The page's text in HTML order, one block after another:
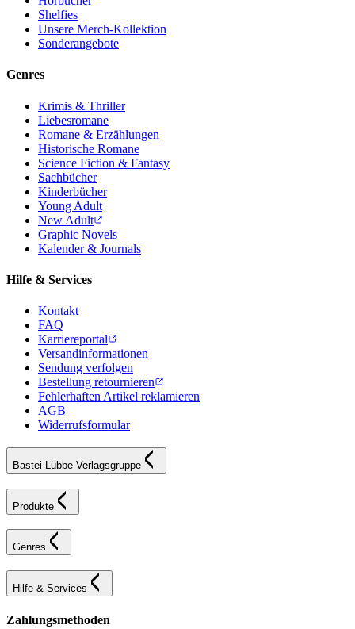
Shelfies
Unsere Merch-Kollektion
Sonderangebote
Genres
Krimis & Thriller
Liebesromane
Romane & Erzählungen
Historische Romane
Science Fiction & Fantasy
Sachbücher
Kinderbücher
Young Adult
New Adult
Graphic Novels
Kalender & Journals
Hilfe & Services
Kontakt
FAQ
Karriereportal
Versandinformationen
Sendung verfolgen
Bestellung retournieren
Fehlerhaften Artikel reklamieren
AGB
Widerrufsformular
Bastei Lübbe Verlagsgruppe
Produkte
Genres
Hilfe & Services
Zahlungsmethoden